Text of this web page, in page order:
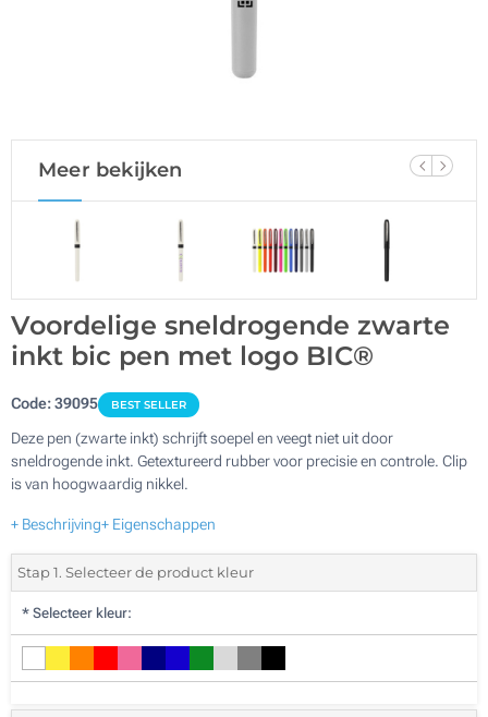
Meer bekijken
Voordelige sneldrogende zwarte
inkt bic pen met logo BIC®
Code:39095 BEST SELLER
Deze pen (zwarte inkt) schrijft soepel en veegt niet uit door
sneldrogende inkt. Getextureerd rubber voor precisie en controle. Clip
is van hoogwaardig nikkel.
+ Beschrijving+ Eigenschappen
Stap 1. Selecteer de product kleur
* Selecteer kleur: